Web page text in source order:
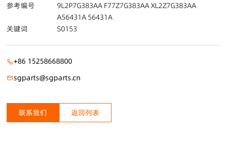
参考编号
9L2P7G383AA F77Z7G383AA XL2Z7G383AA
A56431A 56431A
关键词
S0153
+86 15258668800
sgparts@sgparts.cn
联系我们 返回列表